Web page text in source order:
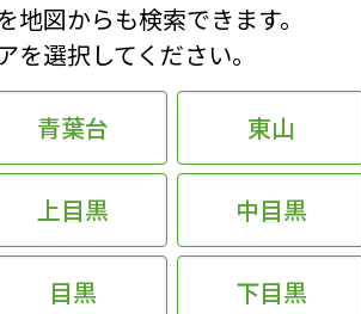
図からも検索できます。
選択してください。
青葉台 東山
上目黒 中目黒
目黒 下目黒